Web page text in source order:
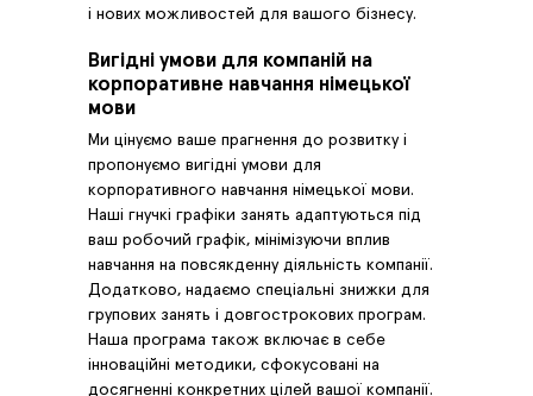
і нових можливостей для вашого бізнесу.
Вигідні умови для компаній на
корпоративне навчання німецької
мови
Ми цінуємо ваше прагнення до розвитку і
пропонуємо вигідні умови для
корпоративного навчання німецької мови.
Наші гнучкі графіки занять адаптуються під
ваш робочий графік, мінімізуючи вплив
навчання на повсякденну діяльність компанії.
Додатково, надаємо спеціальні знижки для
групових занять і довгострокових програм.
Наша програма також включає в себе
інноваційні методики, сфокусовані на
досягненні конкретних цілей вашої компанії.